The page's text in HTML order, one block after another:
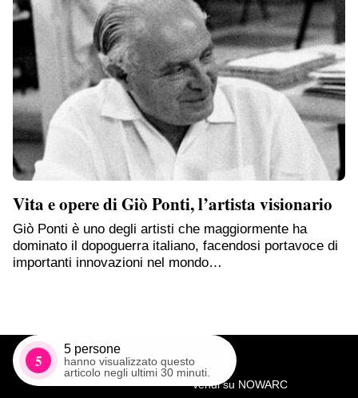
Vita e opere di Giò Ponti, l’artista visionario
Giò Ponti è uno degli artisti che maggiormente ha
dominato il dopoguerra italiano, facendosi portavoce di
importanti innovazioni nel mondo…
5
5 persone
hanno visualizzato questo
articolo negli ultimi 30 minuti.
Vendi su NOWARC